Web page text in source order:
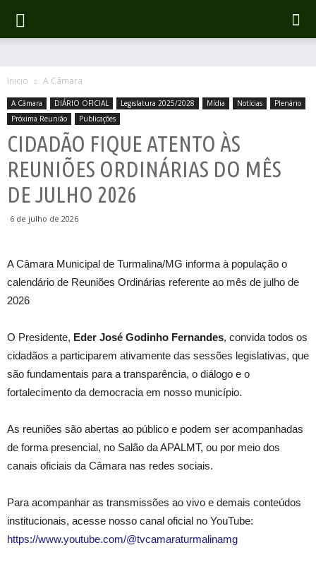
Inicio A Câmara
A Câmara DIÁRIO OFICIAL Legislatura 2025/2028 Mídia Notícias
Plenário
Próxima Reunião
Publicações
CIDADÃO FIQUE ATENTO ÀS
REUNIÕES ORDINÁRIAS DO MÊS
DE JULHO 2026
6 de julho de 2026
A Câmara Municipal de Turmalina/MG informa à população o
calendário de Reuniões Ordinárias referente ao mês de julho de
2026
O Presidente, Eder José Godinho Fernandes, convida todos os
cidadãos a participarem ativamente das sessões legislativas, que
são fundamentais para a transparência, o diálogo e o
fortalecimento da democracia em nosso município.
As reuniões são abertas ao público e podem ser acompanhadas
de forma presencial, no Salão da APALMT, ou por meio dos
canais oficiais da Câmara nas redes sociais.
Para acompanhar as transmissões ao vivo e demais conteúdos
institucionais, acesse nosso canal oficial no YouTube:
https://www.youtube.com/@tvcamaraturmalinamg